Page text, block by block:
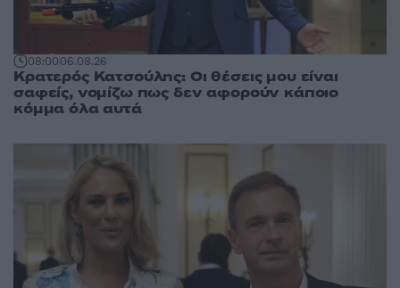
08:0006.08.26
Κρατερός Κατσούλης: Οι θέσεις μου είναι
σαφείς, νομίζω πως δεν αφορούν κάποιο
κόμμα όλα αυτά